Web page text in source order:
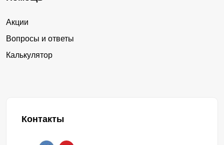
Акции
Вопросы и ответы
Калькулятор
Контакты